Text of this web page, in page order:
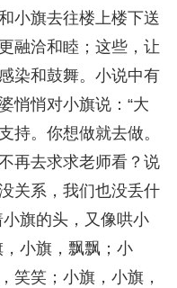
小旗去往楼上楼下送
融洽和睦；这些，让
染和鼓舞。小说中有
悄悄对小旗说：“大
持。你想做就去做。
再去求求老师看？说
关系，我们也没丢什
旗的头，又像哄小
小旗，飘飘；小
笑笑；小旗，小旗，